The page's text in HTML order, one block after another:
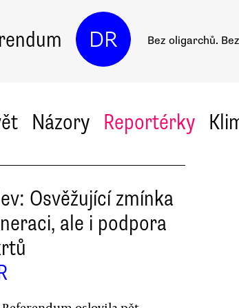
DR Bez oligarchů.
Názory Reportérky
Osvěžující zmínka
ale i podpora